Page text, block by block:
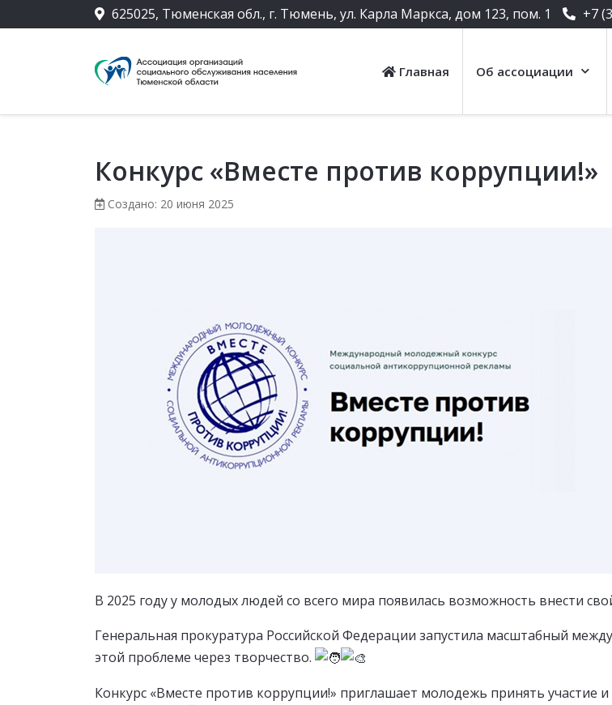
625025, Тюменская обл., г. Тюмень, ул. Карла Маркса, дом 123, пом. 1 +7
Главная Об ассоциации
Конкурс «Вместе против коррупции!»
Создано: 20 июня 2025
В 2025 году у молодых людей со всего мира появилась возможность внести
Генеральная прокуратура Российской Федерации запустила масштабный
этой проблеме через творчество.
Конкурс «Вместе против коррупции!» приглашает молодежь принять участие